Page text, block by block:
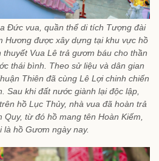
Đức vua, quần thể di tích Tượng đài
Hương được xây dựng tại khu vực hồ
thuyết Vua Lê trả gươm báu cho thần
thái bình. Theo sử liệu và dân gian
Thiên đã cùng Lê Lợi chinh chiến
Sau khi đất nước giành lại độc lập,
hồ Lục Thủy, nhà vua đã hoàn trả
từ đó hồ mang tên Hoàn Kiếm,
là hồ Gươm ngày nay.